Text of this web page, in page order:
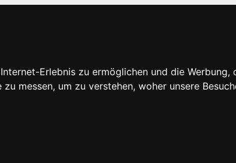
Erlebnis zu ermöglichen und die Werbung,
messen, um zu verstehen, woher unsere